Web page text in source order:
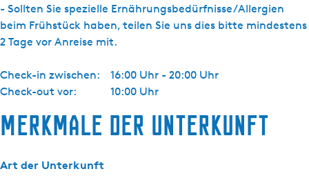
- Sollten Sie spezielle Ernährungsbedürfnisse/Allergien
beim Frühstück haben, teilen Sie uns dies bitte mindestens
2 Tage vor Anreise mit.
Check-in zwischen:
16:00 Uhr - 20:00 Uhr
Check-out vor:
10:00 Uhr
Merkmale der Unterkunft
Art der Unterkunft